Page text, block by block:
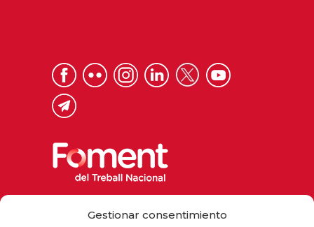
Gestionar consentimiento